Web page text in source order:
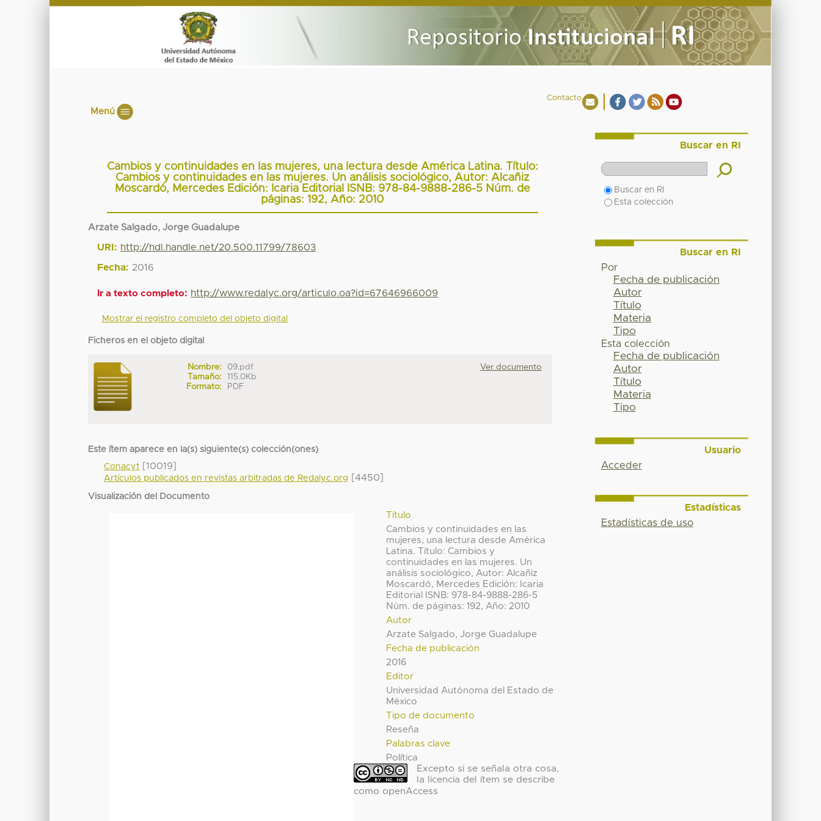
Contacto
Menú
Cambios y continuidades en las mujeres, una lectura desde América Latina. Título:
Cambios y continuidades en las mujeres. Un análisis sociológico, Autor: Alcañiz
Moscardó, Mercedes Edición: Icaria Editorial ISNB: 978-84-9888-286-5 Núm. de
páginas: 192, Año: 2010
Arzate Salgado, Jorge Guadalupe
URI: http://hdl.handle.net/20.500.11799/78603
Fecha: 2016
Ir a texto completo: http://www.redalyc.org/articulo.oa?id=67646966009
Mostrar el registro completo del objeto digital
Ficheros en el objeto digital
Nombre:
09.pdf
Tamaño:
115.0Kb
Formato:
PDF
Ver documento
Este ítem aparece en la(s) siguiente(s) colección(ones)
Conacyt [10019]
Artículos publicados en revistas arbitradas de Redalyc.org [4450]
Visualización del Documento
Título
Cambios y continuidades en las
mujeres, una lectura desde América
Latina. Título: Cambios y
continuidades en las mujeres. Un
análisis sociológico, Autor: Alcañiz
Moscardó, Mercedes Edición: Icaria
Editorial ISNB: 978-84-9888-286-5
Núm. de páginas: 192, Año: 2010
Autor
Arzate Salgado, Jorge Guadalupe
Fecha de publicación
2016
Editor
Universidad Autónoma del Estado de
México
Tipo de documento
Reseña
Palabras clave
Política
Excepto si se señala otra cosa,
la licencia del ítem se describe
como openAccess
Buscar en RI
Buscar en RI
Esta colección
Buscar en RI
Por
Fecha de publicación
Autor
Título
Materia
Tipo
Esta colección
Fecha de publicación
Autor
Título
Materia
Tipo
Usuario
Acceder
Estadísticas
Estadísticas de uso